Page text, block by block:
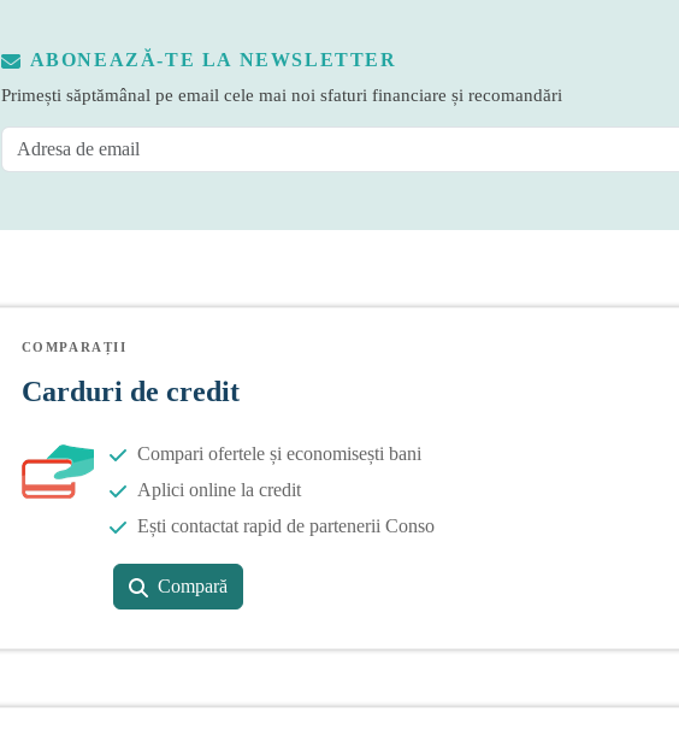
ABONEAZĂ-TE LA NEWSLETTER
Primești săptămânal pe email cele mai noi sfaturi financiare și recomandări
COMPARAȚII
Carduri de credit
Compari ofertele și economisești bani
Aplici online la credit
Ești contactat rapid de partenerii Conso
Compară